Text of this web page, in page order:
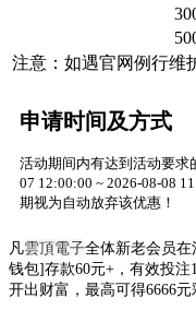
注意：如遇官网例行维
申请时间及方式
活动期间内有达到活动要求
07 12:00:00 ~ 2026-08-08
期视为自动放弃该优惠！
凡雲頂電子全体新老会员
钱包]存款60元+，有效投注
开出财富，最高可得6666元